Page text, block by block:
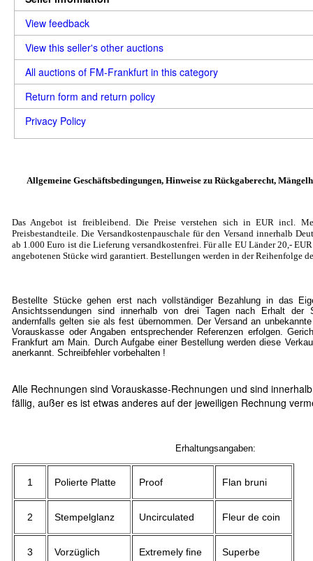
View feedback
View this seller's other auctions
All auctions of FM-Frankfurt in this category
Return form and return policy
Privacy Policy
Allgemeine Geschäftsbedingungen, Hinweise zu Rückgaberecht,
Das Angebot ist freibleibend. Die Preise verstehen sich in EUR incl.
Preisbestandteile. Die Versandkostenpauschale für den Versand innerhalb
ab 1.000 Euro ist die Lieferung versandkostenfrei. Für alle EU Länder 20,-
angebotenen Stücke wird garantiert. Bestellungen werden in der Reihenfolge
Bestellte Stücke gehen erst nach vollständiger Bezahlung in das
Ansichtssendungen sind innerhalb von drei Tagen nach Erhalt der
andernfalls gelten sie als fest übernommen. Der Versand an
Vorauskasse oder Angaben entsprechender Referenzen erfolgen.
Frankfurt am Main. Durch Aufgabe einer Bestellung werden diese
anerkannt. Schreibfehler vorbehalten !
Alle Rechnungen sind Vorauskasse-Rechnungen und sind
fällig, außer es ist etwas anderes auf der jeweiligen Rechnung
Erhaltungsangaben:
1 Polierte Platte Proof Flan bruni
2 Stempelglanz Uncirculated Fleur de coin
3 Vorzüglich Extremely fine Superbe